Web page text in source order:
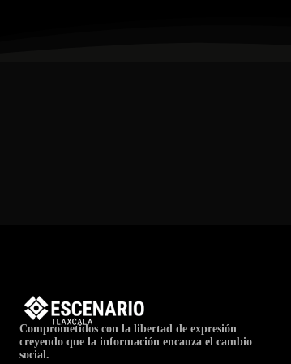
Comprometidos con la libertad de expresión
creyendo que la información encauza el cambio
social.